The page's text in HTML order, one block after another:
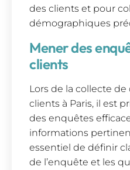
des clients et pour
démographiques
Mener des
clients
Lors de la collecte
clients à Paris, il est
des enquêtes
informations
essentiel de définir
de l’enquête et les